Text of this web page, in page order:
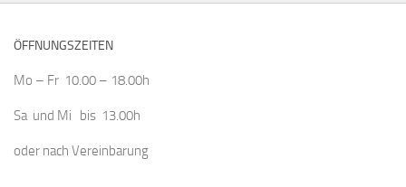
ÖFFNUNGSZEITEN
Mo – Fr 10.00 – 18.00h
Sa und Mi bis 13.00h
oder nach Vereinbarung